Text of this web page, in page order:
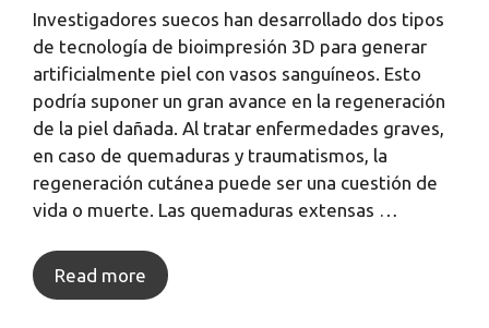
Investigadores suecos han desarrollado dos tipos
de tecnología de bioimpresión 3D para generar
artificialmente piel con vasos sanguíneos. Esto
podría suponer un gran avance en la regeneración
de la piel dañada. Al tratar enfermedades graves,
en caso de quemaduras y traumatismos, la
regeneración cutánea puede ser una cuestión de
vida o muerte. Las quemaduras extensas …
Read more